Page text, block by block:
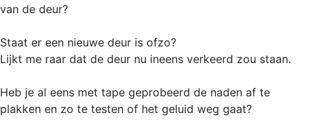
van de deur?
Staat er een nieuwe deur is ofzo?
Lijkt me raar dat de deur nu ineens verkeerd zou staan.
Heb je al eens met tape geprobeerd de naden af te
plakken en zo te testen of het geluid weg gaat?